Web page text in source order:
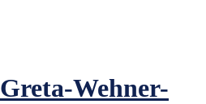
Wehner-